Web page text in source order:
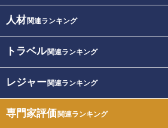
人材関連ランキング
トラベル関連ランキング
レジャー関連ランキング
専門家評価関連ランキング